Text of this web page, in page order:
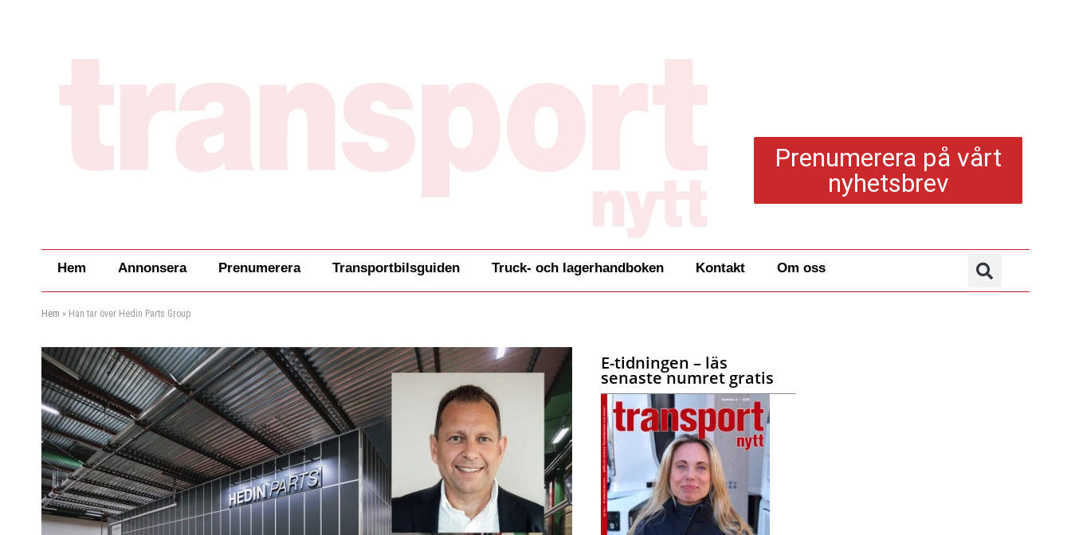
Prenumerera på vårt
nyhetsbrev
Hem Annonsera Prenumerera Transportbilsguiden Truck- och lagerhandboken Kontakt Om oss
Hem » Han tar över Hedin Parts Group
E-tidningen – läs
senaste numret gratis